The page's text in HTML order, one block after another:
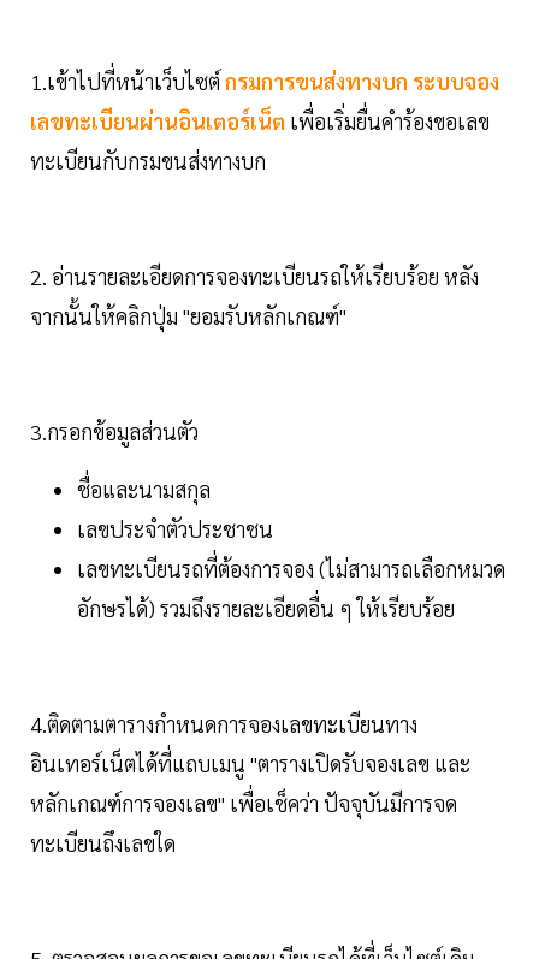
1.เข้าไปที่หน้าเว็บไซต์ กรมการขนส่งทางบก ระบบจอง
เลขทะเบียนผ่านอินเตอร์เน็ต เพื่อเริ่มยื่นคำร้องขอเลข
ทะเบียนกับกรมขนส่งทางบก
2. อ่านรายละเอียดการจองทะเบียนรถให้เรียบร้อย หลัง
จากนั้นให้คลิกปุ่ม "ยอมรับหลักเกณฑ์"
3.กรอกข้อมูลส่วนตัว
ชื่อและนามสกุล
เลขประจำตัวประชาชน
เลขทะเบียนรถที่ต้องการจอง (ไม่สามารถเลือกหมวด
อักษรได้) รวมถึงรายละเอียดอื่น ๆ ให้เรียบร้อย
4.ติดตามตารางกำหนดการจองเลขทะเบียนทาง
อินเทอร์เน็ตได้ที่แถบเมนู "ตารางเปิดรับจองเลข และ
หลักเกณฑ์การจองเลข" เพื่อเช็คว่า ปัจจุบันมีการจด
ทะเบียนถึงเลขใด